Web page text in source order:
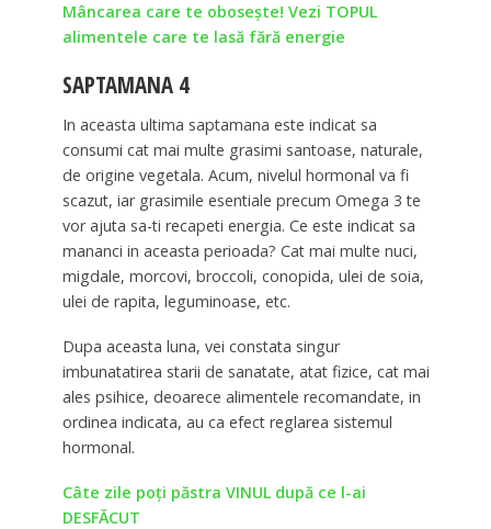
Mâncarea care te oboseşte! Vezi TOPUL
alimentele care te lasă fără energie
SAPTAMANA 4
In aceasta ultima saptamana este indicat sa
consumi cat mai multe grasimi santoase, naturale,
de origine vegetala. Acum, nivelul hormonal va fi
scazut, iar grasimile esentiale precum Omega 3 te
vor ajuta sa-ti recapeti energia. Ce este indicat sa
mananci in aceasta perioada? Cat mai multe nuci,
migdale, morcovi, broccoli, conopida, ulei de soia,
ulei de rapita, leguminoase, etc.
Dupa aceasta luna, vei constata singur
imbunatatirea starii de sanatate, atat fizice, cat mai
ales psihice, deoarece alimentele recomandate, in
ordinea indicata, au ca efect reglarea sistemul
hormonal.
Câte zile poţi păstra VINUL după ce l-ai
DESFĂCUT